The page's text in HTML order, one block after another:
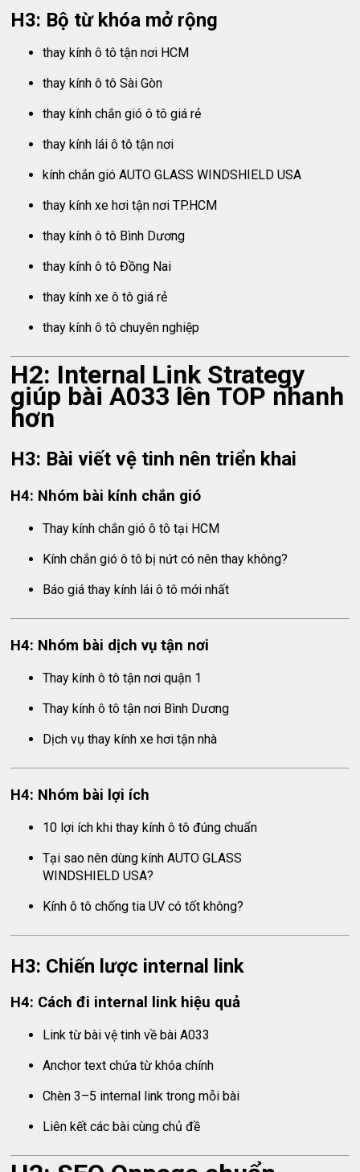
H3: Bộ từ khóa mở rộng
thay kính ô tô tận nơi HCM
thay kính ô tô Sài Gòn
thay kính chắn gió ô tô giá rẻ
thay kính lái ô tô tận nơi
kính chắn gió AUTO GLASS WINDSHIELD USA
thay kính xe hơi tận nơi TP.HCM
thay kính ô tô Bình Dương
thay kính ô tô Đồng Nai
thay kính xe ô tô giá rẻ
thay kính ô tô chuyên nghiệp
H2: Internal Link Strategy
giúp bài A033 lên TOP nhanh
hơn
H3: Bài viết vệ tinh nên triển khai
H4: Nhóm bài kính chắn gió
Thay kính chắn gió ô tô tại HCM
Kính chắn gió ô tô bị nứt có nên thay không?
Báo giá thay kính lái ô tô mới nhất
H4: Nhóm bài dịch vụ tận nơi
Thay kính ô tô tận nơi quận 1
Thay kính ô tô tận nơi Bình Dương
Dịch vụ thay kính xe hơi tận nhà
H4: Nhóm bài lợi ích
10 lợi ích khi thay kính ô tô đúng chuẩn
Tại sao nên dùng kính AUTO GLASS
WINDSHIELD USA?
Kính ô tô chống tia UV có tốt không?
H3: Chiến lược internal link
H4: Cách đi internal link hiệu quả
Link từ bài vệ tinh về bài A033
Anchor text chứa từ khóa chính
Chèn 3–5 internal link trong mỗi bài
Liên kết các bài cùng chủ đề